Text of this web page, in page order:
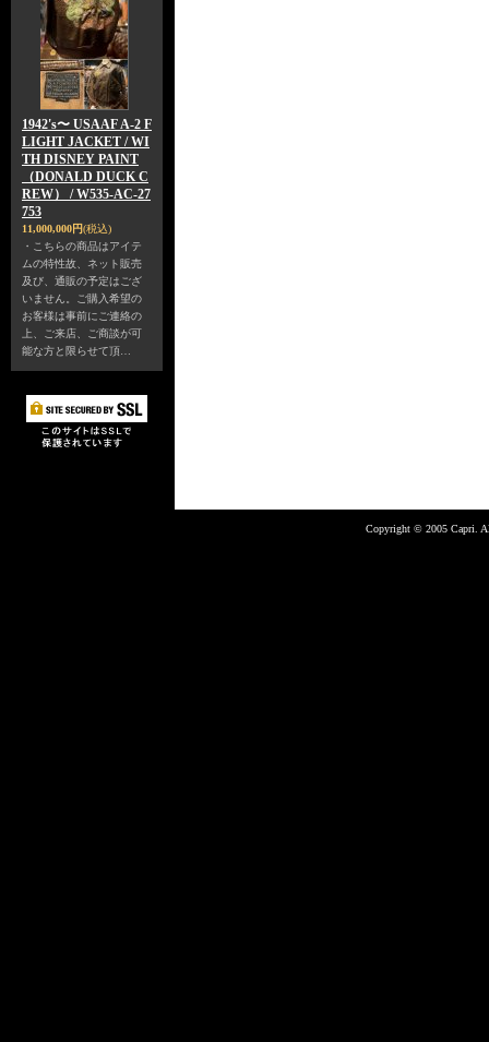
1942's〜 USAAF A-2 F
LIGHT JACKET / WI
TH DISNEY PAINT
（DONALD DUCK C
REW） / W535-AC-27
753
11,000,000円(税込)
・こちらの商品はアイテ
ムの特性故、ネット販売
及び、通販の予定はござ
いません。ご購入希望の
お客様は事前にご連絡の
上、ご来店、ご商談が可
能な方と限らせて頂…
Copyright © 2005 Capri.